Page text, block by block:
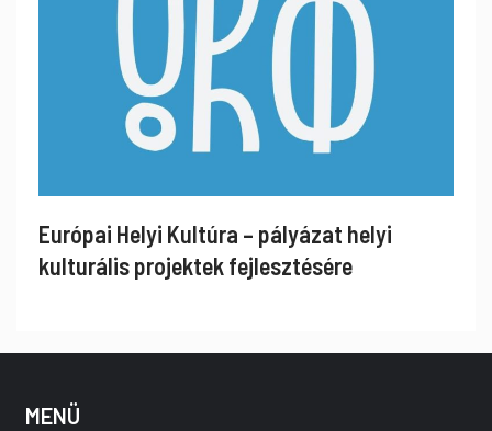
Európai Helyi Kultúra – pályázat helyi
kulturális projektek fejlesztésére
MENÜ